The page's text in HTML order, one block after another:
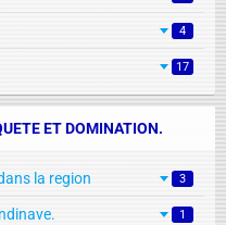
4
17
ET DOMINATION.
la region 3
1